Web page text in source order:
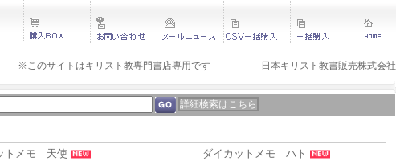
※このサイトはキリスト教専門書店専用です 日本キリスト教書販売株式会社
詳細検索はこちら
トメモ 天使
ダイカットメモ ハト